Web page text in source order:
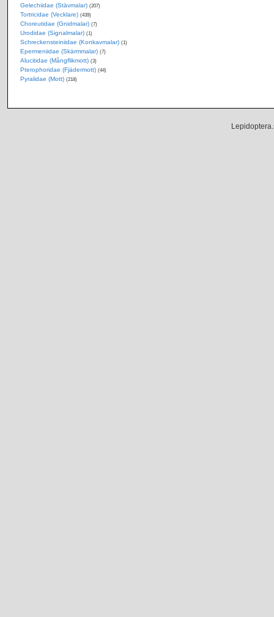
Gelechiidae (Stävmalar) (207)
Tortricidae (Vecklare) (439)
Choreutidae (Gnidmalar) (7)
Urodidae (Signalmalar) (1)
Schreckensteiniidae (Konkavmalar) (1)
Epermeniidae (Skärmmalar) (7)
Alucitidae (Mångflikmott) (3)
Pterophoridae (Fjädermott) (44)
Pyralidae (Mott) (218)